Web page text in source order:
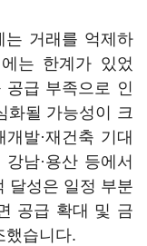
는 거래를 억제하
는 한계가 있었
공급 부족으로 인
화될 가능성이 크
발·재건축 기대
남·용산 등에서
달성은 일정 부분
공급 확대 및 금
했습니다.